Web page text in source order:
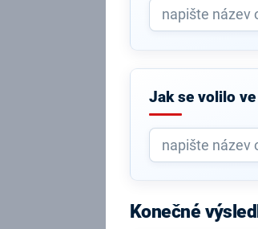
Jak se volilo
Konečné